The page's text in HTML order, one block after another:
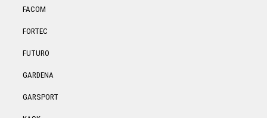
FACOM
FORTEC
FUTURO
GARDENA
GARSPORT